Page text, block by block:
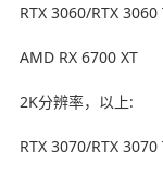
RTX 3060/RTX 3060
AMD RX 6700 XT
2K分辨率，以上:
RTX 3070/RTX 3070